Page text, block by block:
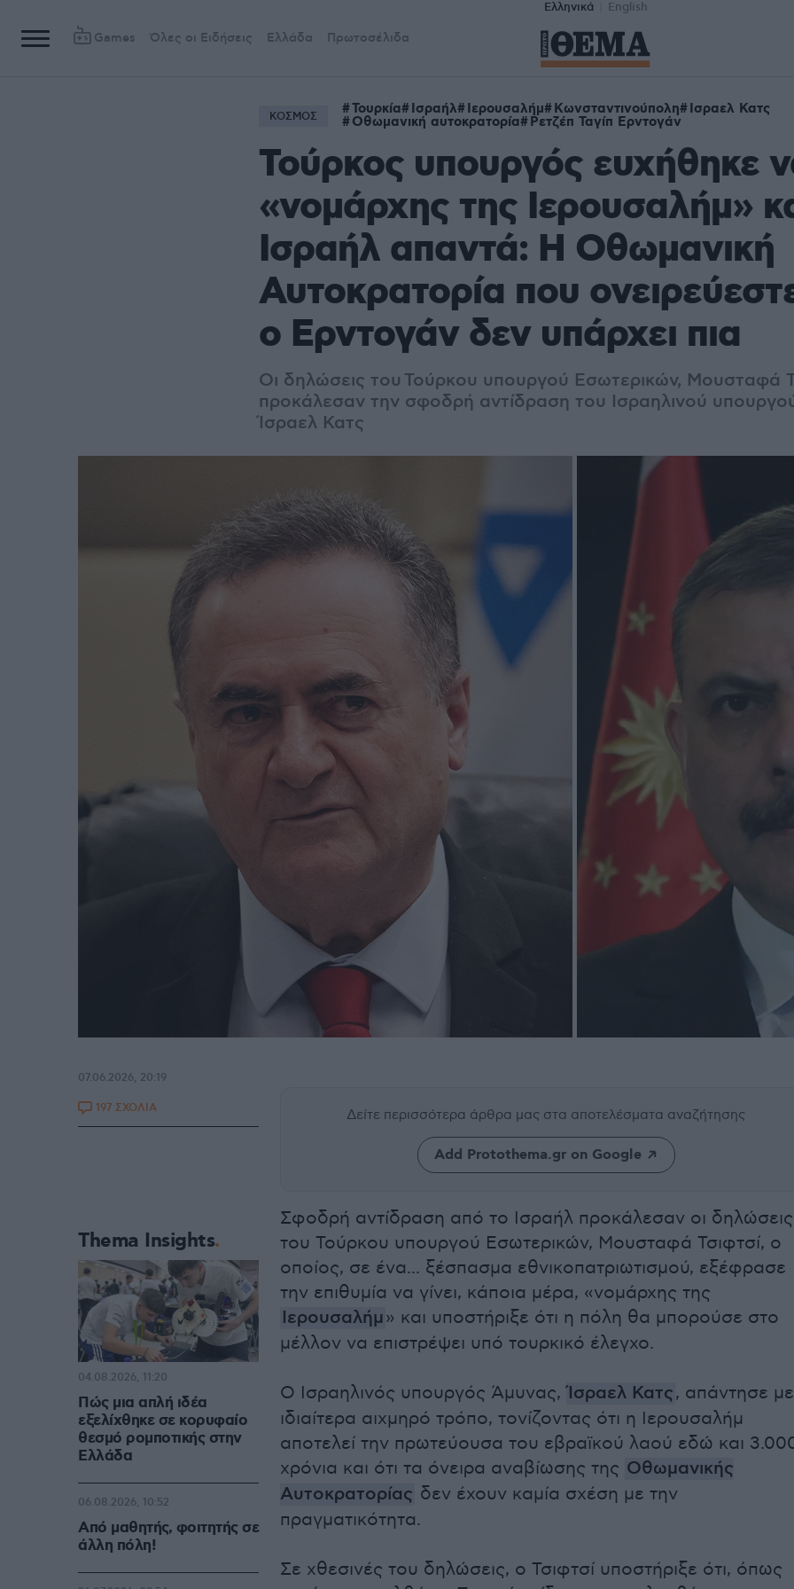
Ελληνικά English
Games Όλες οι Ειδήσεις Ελλάδα Πρωτοσέλιδα
ΚΟΣΜΟΣ Τουρκία Ισραήλ Ιερουσαλήμ Κωνσταντινούπολη Ισραελ Κατς
Οθωμανική αυτοκρατορία Ρετζέπ Ταγίπ Ερντογάν
Τούρκος υπουργός ευχήθηκε
«νομάρχης της Ιερουσαλήμ»
Ισραήλ απαντά: Η Οθωμανική
Αυτοκρατορία που
ο Ερντογάν δεν υπάρχει πια
Οι δηλώσεις του Τούρκου υπουργού Εσωτερικών, Μουσταφά
προκάλεσαν την σφοδρή αντίδραση του Ισραηλινού
Ίσραελ Κατς
Δείτε περισσότερα άρθρα μας στα αποτελέσματα αναζήτησης
Add Protothema.gr on Google
Σφοδρή αντίδραση από το Ισραήλ προκάλεσαν οι δηλώσεις
του Τούρκου υπουργού Εσωτερικών, Μουσταφά Τσιφτσί, ο
οποίος, σε ένα... ξέσπασμα εθνικοπατριωτισμού, εξέφρασε
την επιθυμία να γίνει, κάποια μέρα, «νομάρχης της
Ιερουσαλήμ» και υποστήριξε ότι η πόλη θα μπορούσε στο
μέλλον να επιστρέψει υπό τουρκικό έλεγχο.
Ο Ισραηλινός υπουργός Άμυνας,Ίσραελ Κατς, απάντησε με
ιδιαίτερα αιχμηρό τρόπο, τονίζοντας ότι η Ιερουσαλήμ
αποτελεί την πρωτεύουσα του εβραϊκού λαού εδώ και
χρόνια και ότι τα όνειρα αναβίωσης της Οθωμανικής
Αυτοκρατορίας δεν έχουν καμία σχέση με την
πραγματικότητα.
Σε χθεσινές του δηλώσεις, ο Τσιφτσί υποστήριξε ότι, όπως
07.06.2026, 20:19
197 ΣΧΟΛΙΑ
Thema Insights
Πώς μια απλή ιδέα
εξελίχθηκε σε κορυφαίο
θεσμό ρομποτικής στην
Ελλάδα
04.08.2026, 11:20
Από μαθητής, φοιτητής σε
άλλη πόλη!
06.08.2026, 10:52